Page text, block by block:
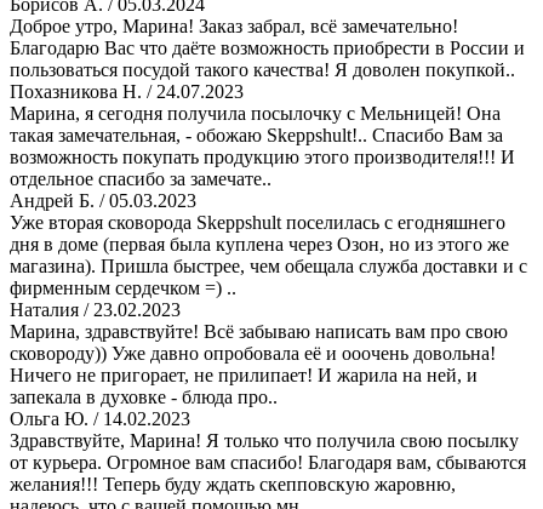
Доброе утро, Марина! Заказ забрал, всё замечательно!
Благодарю Вас что даёте возможность приобрести в России и
пользоваться посудой такого качества! Я доволен покупкой..
Похазникова Н. / 24.07.2023
Марина, я сегодня получила посылочку с Мельницей! Она
такая замечательная, - обожаю Skeppshult!.. Спасибо Вам за
возможность покупать продукцию этого производителя!!! И
отдельное спасибо за замечате..
Андрей Б. / 05.03.2023
Уже вторая сковорода Skeppshult поселилась с егодняшнего
дня в доме (первая была куплена через Озон, но из этого же
магазина). Пришла быстрее, чем обещала служба доставки и с
фирменным сердечком =) ..
Наталия / 23.02.2023
Марина, здравствуйте! Всё забываю написать вам про свою
сковороду)) Уже давно опробовала её и ооочень довольна!
Ничего не пригорает, не прилипает! И жарила на ней, и
запекала в духовке - блюда про..
Ольга Ю. / 14.02.2023
Здравствуйте, Марина! Я только что получила свою посылку
от курьера. Огромное вам спасибо! Благодаря вам, сбываются
желания!!! Теперь буду ждать скепповскую жаровню,